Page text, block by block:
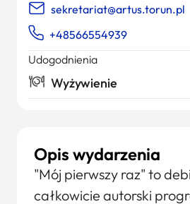
Opis wydarzenia
"Mój pierwszy raz" to
całkowicie autorski
sekretariat@artus.torun.pl
+48566554939
Udogodnienia
Wyżywienie